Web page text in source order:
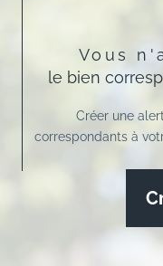
Vous
le bien
Créer une
correspondants à